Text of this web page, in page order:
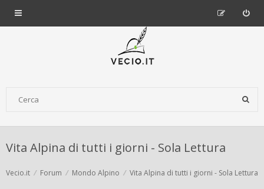
Vita Alpina di tutti i giorni - Sola Lettura
Vecio.it Forum Mondo Alpino Vita Alpina di tutti i giorni - Sola Lettura